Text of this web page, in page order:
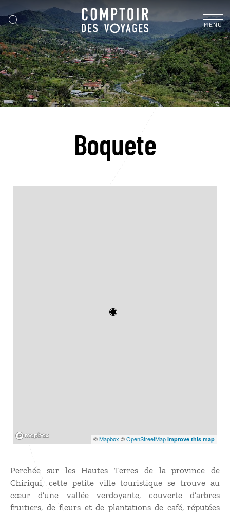
MENU
Boquete
©Mapbox ©OpenStreetMap Improve this map
Perchée sur les Hautes Terres de la province de
Chiriquí, cette petite ville touristique se trouve au
cœur d’une vallée verdoyante, couverte d’arbres
fruitiers, de fleurs et de plantations de café, réputées